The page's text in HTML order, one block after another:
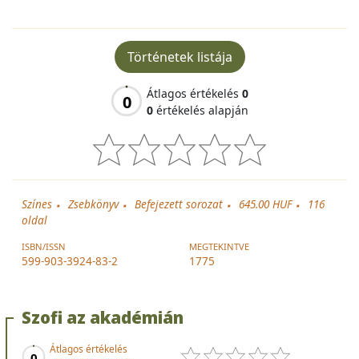
Történetek listája
0 Átlagos értékelés 0
0 értékelés alapján
Színes Zsebkönyv Befejezett sorozat 645.00 HUF
116
oldal
ISBN/ISSN
599-903-3924-83-2
MEGTEKINTVE
1775
Szofi az akadémián
Átlagos értékelés